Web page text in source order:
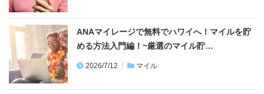
ANAマイレージで無料でハワイへ！マイルを貯
める方法入門編！~厳選のマイル貯…
2026/7/12 マイル